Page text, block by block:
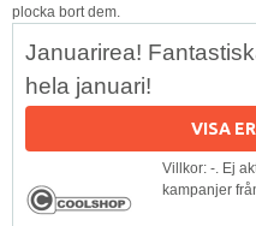
plocka bort dem.
Januarirea!
hela januari!
VISA
Villkor: -. Ej
kampanjer